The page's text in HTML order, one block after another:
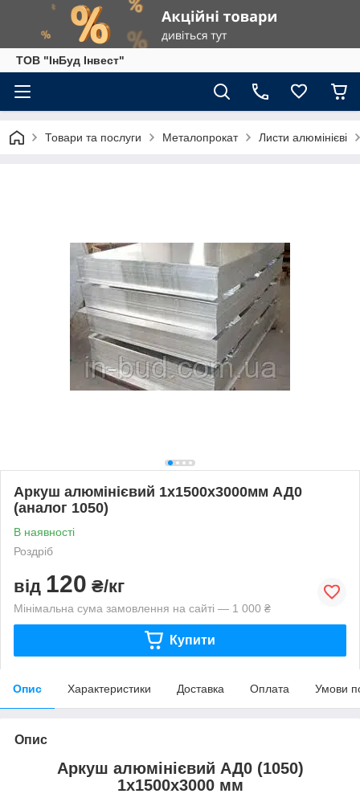
ТОВ "ІнБуд Інвест"
Товари та послуги Металопрокат Листи алюмінієві
Аркуш алюмінієвий 1х1500х3000мм АД0
(аналог 1050)
В наявності
Роздріб
від 120 ₴/кг
Мінімальна сума замовлення на сайті — 1 000 ₴
Купити
Опис Характеристики Доставка Оплата Умови
Опис
Аркуш алюмінієвий АД0 (1050)
1х1500х3000 мм